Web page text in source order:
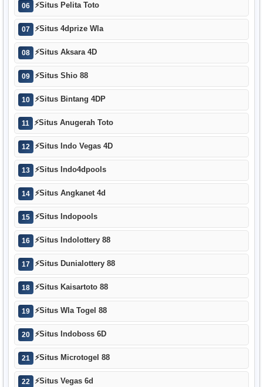
06 ⚡Situs Pelita Toto
07 ⚡Situs 4dprize Wla
08 ⚡Situs Aksara 4D
09 ⚡Situs Shio 88
10 ⚡Situs Bintang 4DP
11 ⚡Situs Anugerah Toto
12 ⚡Situs Indo Vegas 4D
13 ⚡Situs Indo4dpools
14 ⚡Situs Angkanet 4d
15 ⚡Situs Indopools
16 ⚡Situs Indolottery 88
17 ⚡Situs Dunialottery 88
18 ⚡Situs Kaisartoto 88
19 ⚡Situs Wla Togel 88
20 ⚡Situs Indoboss 6D
21 ⚡Situs Microtogel 88
22 ⚡Situs Vegas 6d